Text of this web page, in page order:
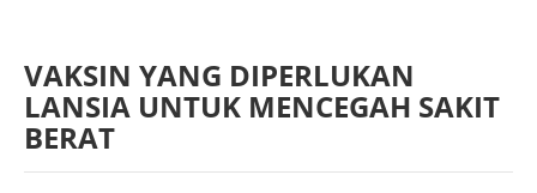
VAKSIN YANG DIPERLUKAN
LANSIA UNTUK MENCEGAH SAKIT
BERAT